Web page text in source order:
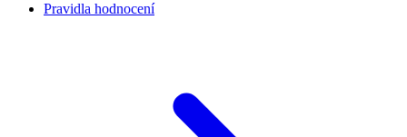
Pravidla hodnocení